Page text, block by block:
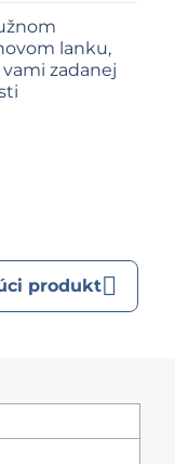
lanku,
zadanej
produkt